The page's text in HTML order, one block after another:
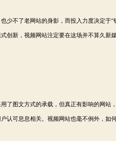
少不了老网站的身影，而投入力度决定于“
创新，视频网站注定要在这场并不算久新
了图文方式的承载，但真正有影响的网站
认可息息相关。视频网站也毫不例外，如